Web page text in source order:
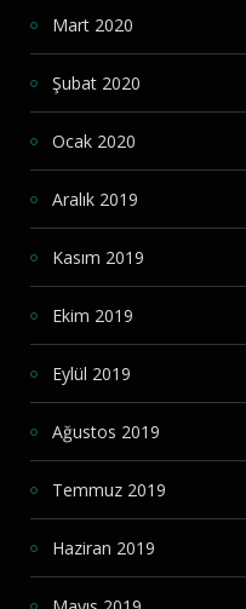
Mart 2020
Şubat 2020
Ocak 2020
Aralık 2019
Kasım 2019
Ekim 2019
Eylül 2019
Ağustos 2019
Temmuz 2019
Haziran 2019